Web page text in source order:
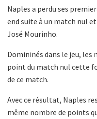
Naples a perdu ses
end suite à un match nul
José Mourinho.
Domininés dans le jeu, les
point du match nul cette
de ce match.
Avec ce résultat, Naples
même nombre de points